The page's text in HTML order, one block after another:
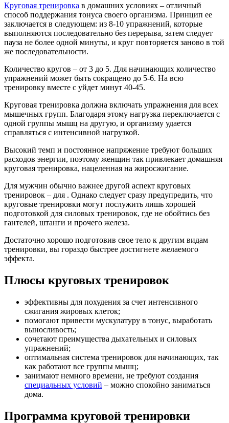
Круговая тренировка в домашних условиях – отличный
способ поддержания тонуса своего организма. Принцип ее
заключается в следующем: из 8-10 упражнений, которые
выполняются последовательно без перерыва, затем следует
пауза не более одной минуты, и круг повторяется заново в той
же последовательности.
Количество кругов – от 3 до 5. Для начинающих количество
упражнений может быть сокращено до 5-6. На всю
тренировку вместе с уйдет минут 40-45.
Круговая тренировка должна включать упражнения для всех
мышечных групп. Благодаря этому нагрузка переключается с
одной группы мышц на другую, и организму удается
справляться с интенсивной нагрузкой.
Высокий темп и постоянное напряжение требуют больших
расходов энергии, поэтому женщин так привлекает домашняя
круговая тренировка, нацеленная на жиросжигание.
Для мужчин обычно важнее другой аспект круговых
тренировок – для . Однако следует сразу предупредить, что
круговые тренировки могут послужить лишь хорошей
подготовкой для силовых тренировок, где не обойтись без
гантелей, штанги и прочего железа.
Достаточно хорошо подготовив свое тело к другим видам
тренировки, вы гораздо быстрее достигнете желаемого
эффекта.
Плюсы круговых тренировок
эффективны для похудения за счет интенсивного
сжигания жировых клеток;
помогают привести мускулатуру в тонус, выработать
выносливость;
сочетают преимущества дыхательных и силовых
упражнений;
оптимальная система тренировок для начинающих, так
как работают все группы мышц;
занимают немного времени, не требуют создания
специальных условий – можно спокойно заниматься
дома.
Программа круговой тренировки